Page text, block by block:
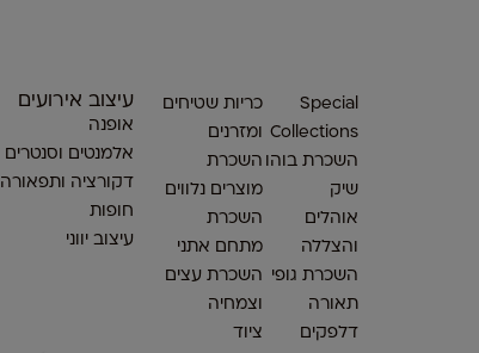
Special
Collections
השכרת בוהו
שיק
אוהלים
והצללה
השכרת גופי
תאורה
דלפקים
כריות שטיחים
ומזרנים
השכרת
מוצרים נלווים
השכרת
מתחם אתני
השכרת עצים
וצמחיה
ציוד
עיצוב אירועים
אופנה
אלמנטים וסנטרים
דקורציה ותפאורה
חופות
עיצוב יווני